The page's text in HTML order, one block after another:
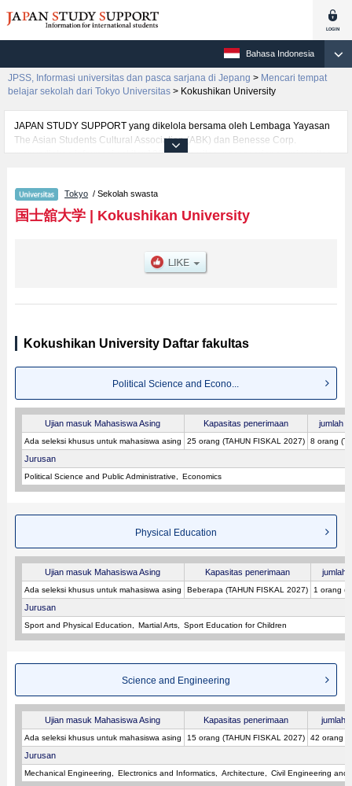
Bahasa Indonesia
JPSS, Informasi universitas dan pasca sarjana di Jepang > Mencari tempat
belajar sekolah dari Tokyo Universitas > Kokushikan University
JAPAN STUDY SUPPORT yang dikelola bersama oleh Lembaga Yayasan
The Asian Students Cultural Association (ABK) dan Benesse Corp.
menyediakan informasi sekitar 1300 universitas, pascasarjana, universitas
informasi per fakultas seperti Fakultas Political Science and
EconomicsatauFakultas Physical EducationatauFakultas Science and
EngineeringatauFakultas LawatauFakultas LettersatauFakultas Asia
mahasiswa(i) mancanegara seperti kuota untuk jumlah pendaftar dan
jumlah kelulusan ujian masuk mahasiswa(i) mancanegara, informasi
Tokyo / Sekolah swasta
国士舘大学| Kokushikan University
Kokushikan University Daftar fakultas
Political Science and Econo...
Ujian masuk Mahasiswa Asing Kapasitas penerimaan jumlah
Ada seleksi khusus untuk mahasiswa asing 25 orang (TAHUN FISKAL 2027) 8 orang
Jurusan
Political Science and Public Administrative Economics
Physical Education
Ujian masuk Mahasiswa Asing Kapasitas penerimaan jumlah
Ada seleksi khusus untuk mahasiswa asing Beberapa (TAHUN FISKAL 2027) 1 orang
Jurusan
Sport and Physical Education Martial Arts Sport Education for Children
Science and Engineering
Ujian masuk Mahasiswa Asing Kapasitas penerimaan jumlah
Ada seleksi khusus untuk mahasiswa asing 15 orang (TAHUN FISKAL 2027) 42 orang
Jurusan
Mechanical Engineering Electronics and Informatics Architecture Civil Engineering and